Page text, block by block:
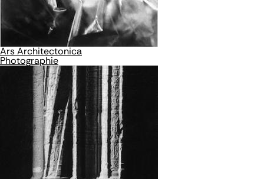
Ars Architectonica
Photographie